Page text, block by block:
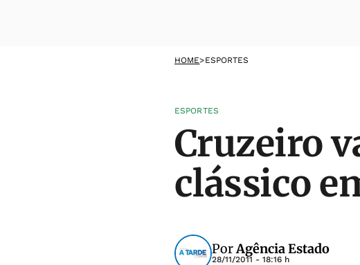
HOME>ESPORTES
ESPORTES
Cruzeiro
clássico
PorAgência Estado
28/11/2011 - 18:16 h